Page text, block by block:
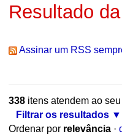
Resultado
Assinar um RSS
338itens atendem ao seu
Filtrar os resultados
Ordenar por relevância ·